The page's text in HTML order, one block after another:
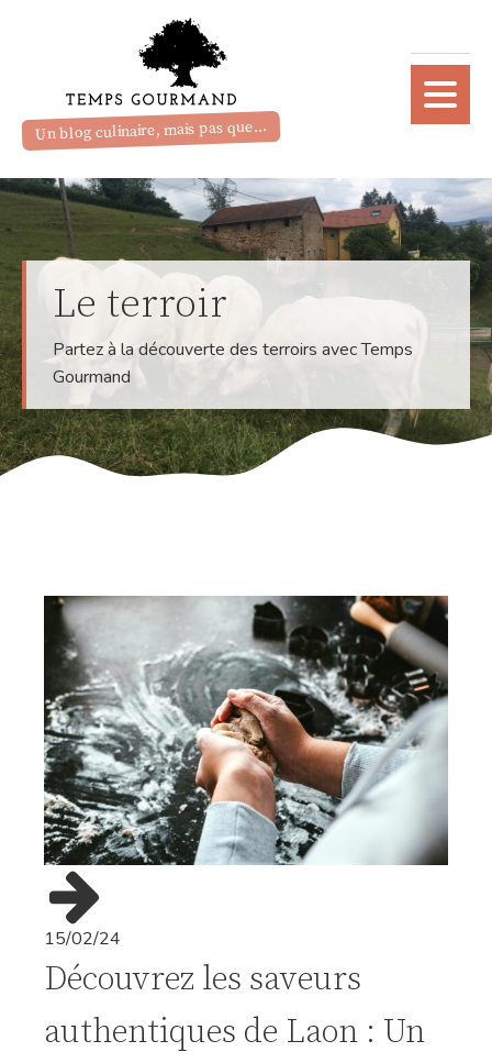
Un blog culinaire, mais pas que...
Le terroir
Partez à la découverte des terroirs avec Temps
Gourmand
15/02/24
Découvrez les saveurs
authentiques de Laon : Un